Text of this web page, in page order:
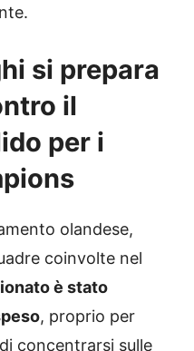
si prepara
il
per i
olandese,
coinvolte nel
è stato
, proprio per
concentrarsi sulle